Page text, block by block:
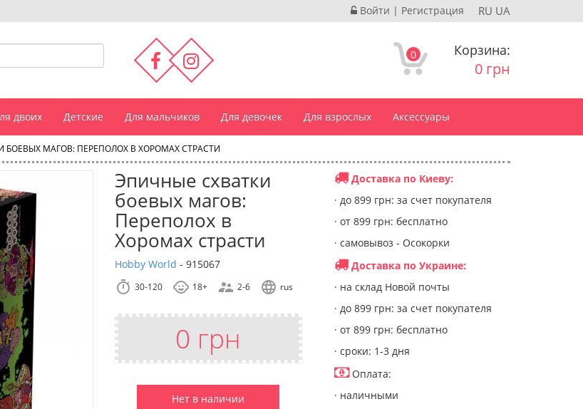
Войти | Регистрация RU UA
0 Корзина:
0 грн
двоих Детские Для мальчиков Для девочек Для взрослых Аксессуары
БОЕВЫХ МАГОВ: ПЕРЕПОЛОХ В ХОРОМАХ СТРАСТИ
Эпичные схватки
боевых магов:
Переполох в
Хоромах страсти
Hobby World - 915067
30-120 18+ 2-6 rus
0 грн
Нет в наличии
Доставка по Киеву:
· до 899 грн: за счет покупателя
· от 899 грн: бесплатно
· самовывоз - Осокорки
Доставка по Украине:
· на склад Новой почты
· до 899 грн: за счет покупателя
· от 899 грн: бесплатно
· сроки: 1-3 дня
Оплата:
· наличными